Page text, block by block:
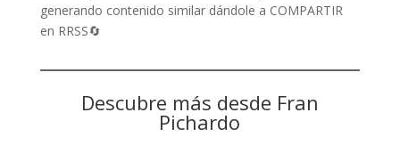
generando contenido similar dándole a COMPARTIR
en RRSS🔄
Descubre más desde Fran
Pichardo